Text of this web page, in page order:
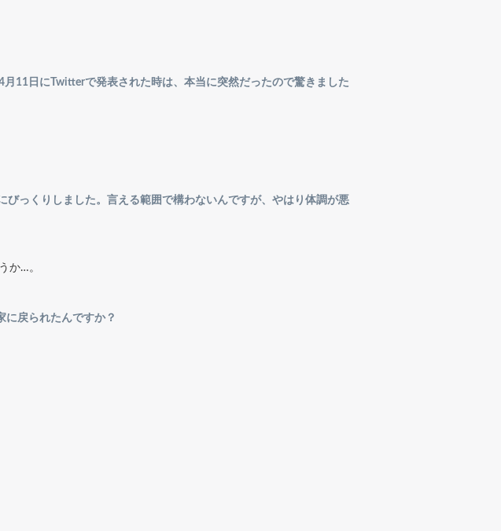
11日にTwitterで発表された時は、本当に突然だったので驚きました
っくりしました。言える範囲で構わないんですが、やはり体調が悪
か…。
に戻られたんですか？